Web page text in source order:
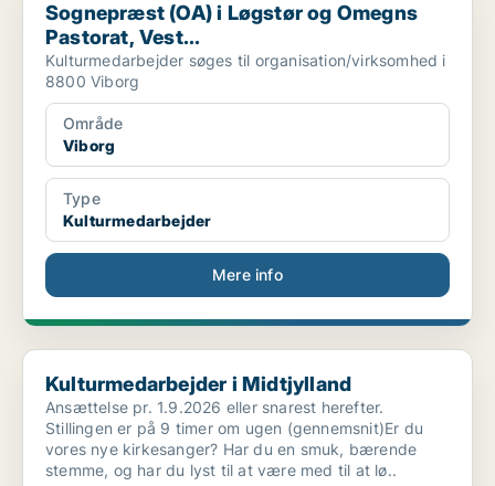
Sognepræst (OA) i Løgstør og Omegns
Pastorat, Vest...
Kulturmedarbejder søges til organisation/virksomhed i
8800 Viborg
Område
Viborg
Type
Kulturmedarbejder
Mere info
Kulturmedarbejder i Midtjylland
Kulturmedarbejder i Midtjylland
Ansættelse pr. 1.9.2026 eller snarest herefter.
Stillingen er på 9 timer om ugen (gennemsnit)Er du
vores nye kirkesanger? Har du en smuk, bærende
stemme, og har du lyst til at være med til at lø..